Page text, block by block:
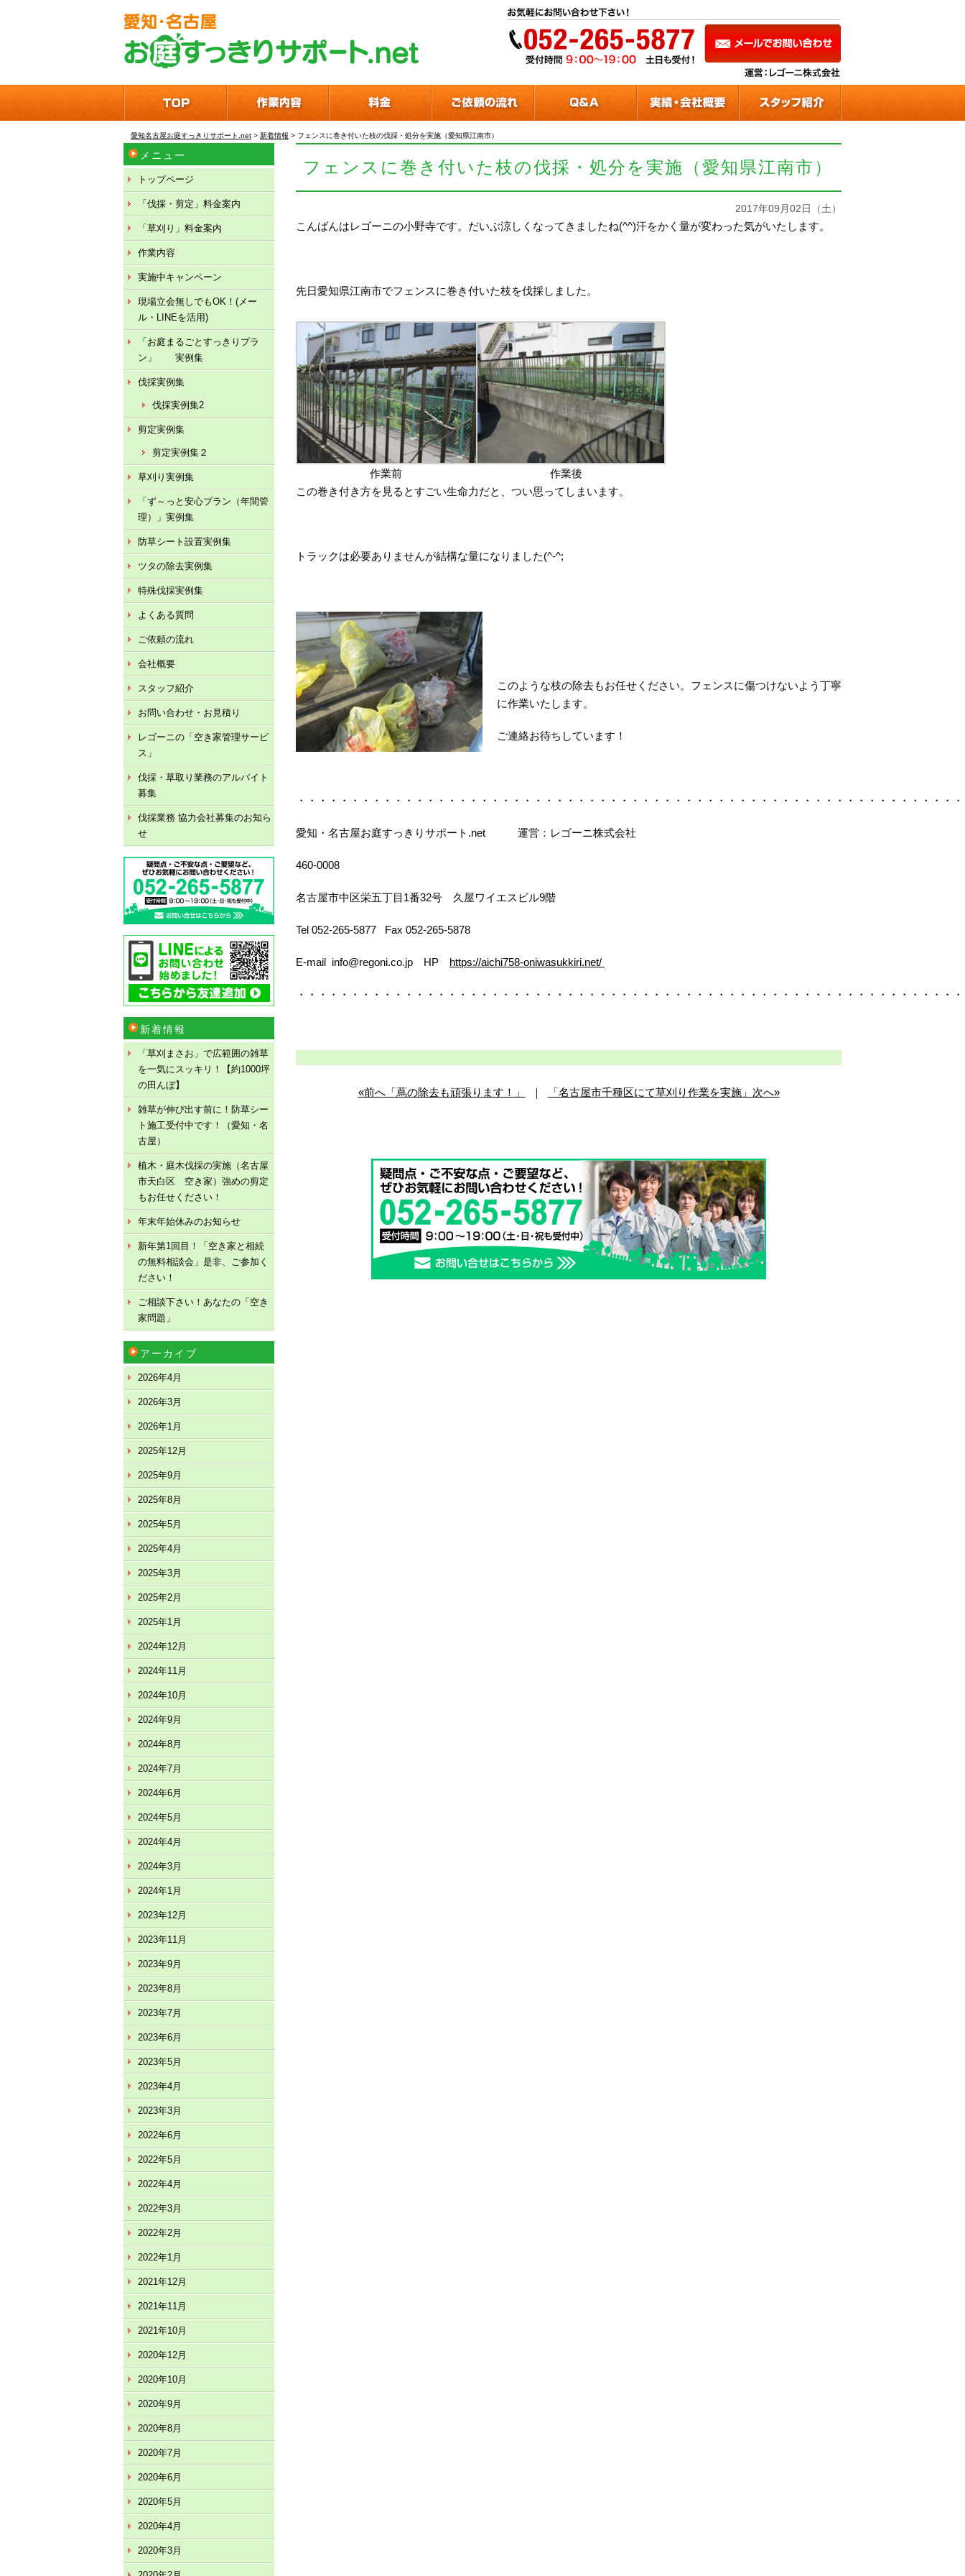
愛知名古屋お庭すっきりサポート.net > 新着情報 > フェンスに巻き付いた枝の伐採・処分を実施（愛知県江南市）
フェンスに巻き付いた枝の伐採・処分を実施（愛知県江南市）
2017年09月02日（土）
こんばんはレゴーニの小野寺です。だいぶ涼しくなってきましたね(^^)汗をかく量が変わった気がいたします。
先日愛知県江南市でフェンスに巻き付いた枝を伐採しました。
作業前
作業後
この巻き付き方を見るとすごい生命力だと、つい思ってしまいます。
トラックは必要ありませんが結構な量になりました(^-^;
このような枝の除去もお任せください。フェンスに傷つけないよう丁寧
に作業いたします。
ご連絡お待ちしています！
・・・・・・・・・・・・・・・・・・・・・・・・・・・・・・・・・・・・・・・・・・・・・・・・・・・・・・・・・・・・・
愛知・名古屋お庭すっきりサポート.net 運営：レゴーニ株式会社
460-0008
名古屋市中区栄五丁目1番32号 久屋ワイエスビル9階
Tel 052-265-5877 Fax 052-265-5878
E-mail info@regoni.co.jp HP https://aichi758-oniwasukkiri.net/
・・・・・・・・・・・・・・・・・・・・・・・・・・・・・・・・・・・・・・・・・・・・・・・・・・・・・・・・・・・・・
«前へ「蔦の除去も頑張ります！」 ｜ 「名古屋市千種区にて草刈り作業を実施」次へ»
メニュー
トップページ
「伐採・剪定」料金案内
「草刈り」料金案内
作業内容
実施中キャンペーン
現場立会無しでもOK！(メー
ル・LINEを活用)
「お庭まるごとすっきりプラ
ン」 実例集
伐採実例集
伐採実例集2
剪定実例集
剪定実例集２
草刈り実例集
「ず～っと安心プラン（年間管
理）」実例集
防草シート設置実例集
ツタの除去実例集
特殊伐採実例集
よくある質問
ご依頼の流れ
会社概要
スタッフ紹介
お問い合わせ・お見積り
レゴーニの「空き家管理サービ
ス」
伐採・草取り業務のアルバイト
募集
伐採業務 協力会社募集のお知ら
せ
新着情報
「草刈まさお」で広範囲の雑草
を一気にスッキリ！【約1000坪
の田んぼ】
雑草が伸び出す前に！防草シー
ト施工受付中です！（愛知・名
古屋）
植木・庭木伐採の実施（名古屋
市天白区 空き家）強めの剪定
もお任せください！
年末年始休みのお知らせ
新年第1回目！「空き家と相続
の無料相談会」是非、ご参加く
ださい！
ご相談下さい！あなたの「空き
家問題」
アーカイブ
2026年4月
2026年3月
2026年1月
2025年12月
2025年9月
2025年8月
2025年5月
2025年4月
2025年3月
2025年2月
2025年1月
2024年12月
2024年11月
2024年10月
2024年9月
2024年8月
2024年7月
2024年6月
2024年5月
2024年4月
2024年3月
2024年1月
2023年12月
2023年11月
2023年9月
2023年8月
2023年7月
2023年6月
2023年5月
2023年4月
2023年3月
2022年6月
2022年5月
2022年4月
2022年3月
2022年2月
2022年1月
2021年12月
2021年11月
2021年10月
2020年12月
2020年10月
2020年9月
2020年8月
2020年7月
2020年6月
2020年5月
2020年4月
2020年3月